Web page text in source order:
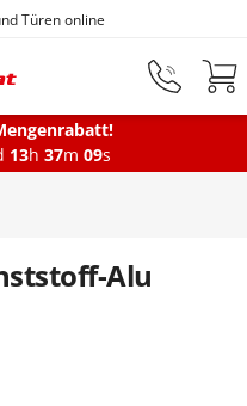
springen
Türen online
13h 37m 09s
Alu